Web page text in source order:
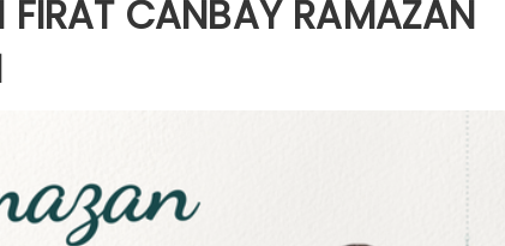
FIRAT CANBAY RAMAZAN